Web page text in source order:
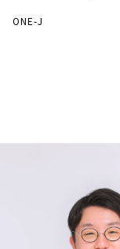
YouTube
会社情報
ONE-J